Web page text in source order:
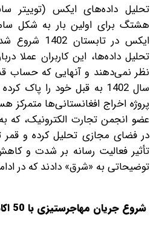
تحلیل داده‌های ایکس (توییتر
ایکس در
تحلیل داده‌ها، این کاربران عملا
نظر نمی‌دهند و آنهایی که حساب
سال 1402 به قبل خود را
پروژه اخراج افغانستانی‌ها متمرکز
عضو انجمن تجارت الکترونیک، که
در فضای مجازی تحلیل کرده و قمر
تأثیر فعالیت رسانه بر شدت و
توضیحاتی به «شرق» دادند که در
شروع جریان مهاجرستیزی با 50 اکانت ایکس